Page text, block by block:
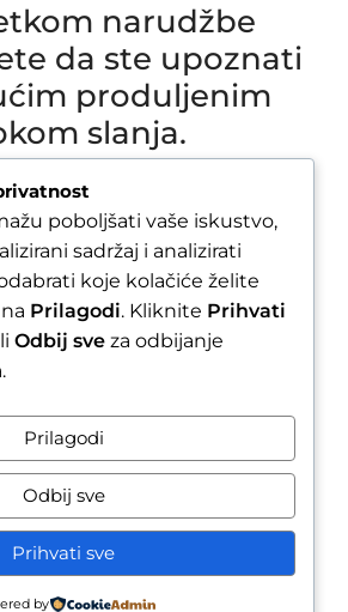
narudžbe
da ste upoznati
produljenim
slanja.
holiday from 1 August 2026 to
all orders received after 30 July
and shipped during the
following our return.
order, you confirm that you
possible extended shipping
obavijest / Close
poboljšati vaše iskustvo,
sadržaj i analizirati
koje kolačiće želite
Prilagodi. Kliknite Prihvati
Odbij sve za odbijanje
Prilagodi
Odbij sve
Prihvati sve
by
Raskid ugovora